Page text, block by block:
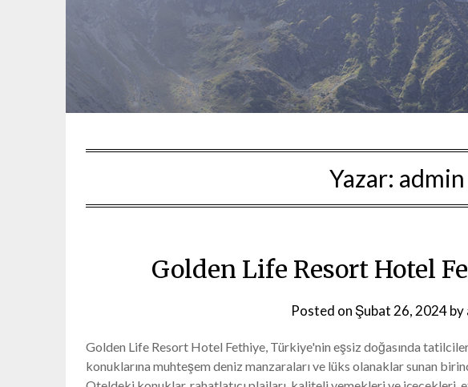
Yazar: admin
Golden Life Resort Hotel
Posted on Şubat 26, 2024by
Golden Life Resort Hotel Fethiye, Türkiye'nin eşsiz doğasında
konuklarına muhteşem deniz manzaraları ve lüks olanaklar sunan